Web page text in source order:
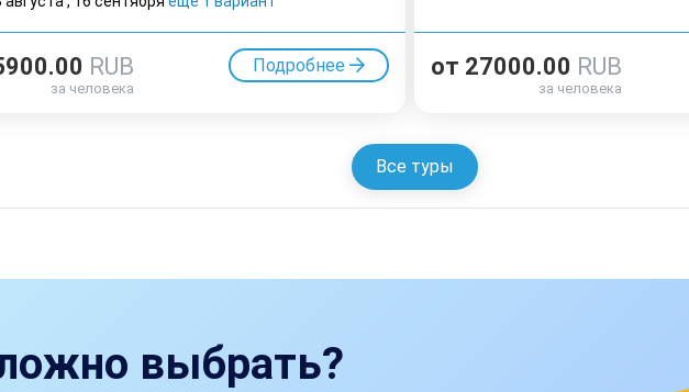
RUB
за человека
Подробнее от 27000.00 RUB
за человека
Все туры
выбрать?